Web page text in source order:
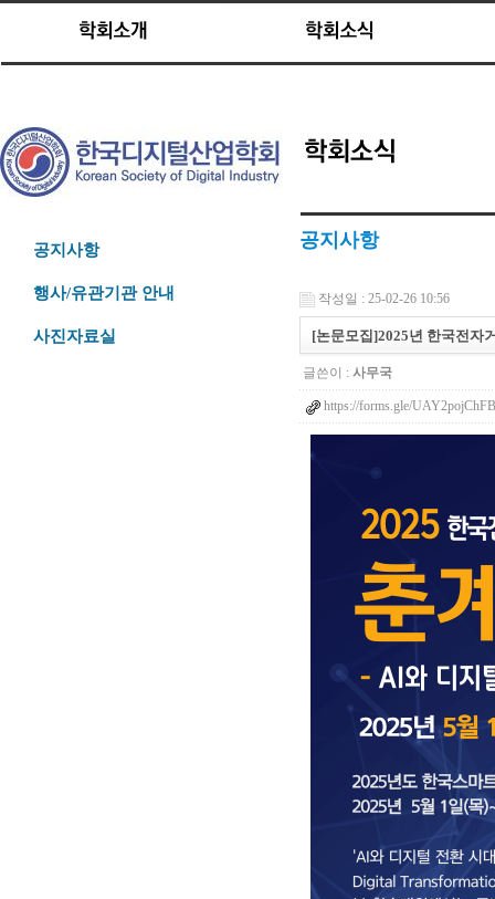
공지사항
행사/유관기관 안내
사진자료실
공지사항
작성일 : 25-02-26 10:56
[논문모집]2025년 한국전자
글쓴이 : 사무국
https://forms.gle/